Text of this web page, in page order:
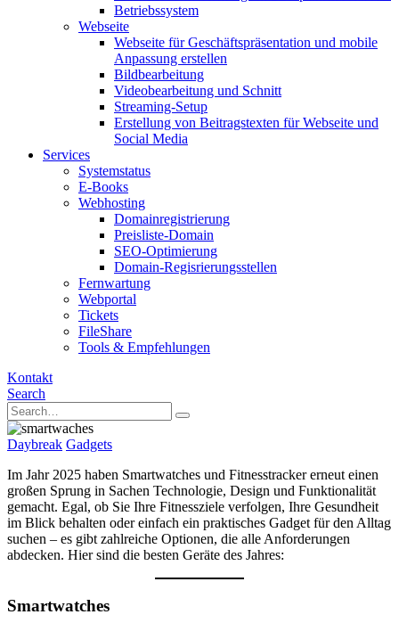
Betriebssystem
Webseite
Webseite für Geschäftspräsentation und mobile
Anpassung erstellen
Bildbearbeitung
Videobearbeitung und Schnitt
Streaming-Setup
Erstellung von Beitragstexten für Webseite und
Social Media
Services
Systemstatus
E-Books
Webhosting
Domainregistrierung
Preisliste-Domain
SEO-Optimierung
Domain-Regisrierungsstellen
Fernwartung
Webportal
Tickets
FileShare
Tools & Empfehlungen
Kontakt
Search
Daybreak Gadgets
Im Jahr 2025 haben Smartwatches und Fitnesstracker erneut einen
großen Sprung in Sachen Technologie, Design und Funktionalität
gemacht. Egal, ob Sie Ihre Fitnessziele verfolgen, Ihre Gesundheit
im Blick behalten oder einfach ein praktisches Gadget für den Alltag
suchen – es gibt zahlreiche Optionen, die alle Anforderungen
abdecken. Hier sind die besten Geräte des Jahres:
Smartwatches